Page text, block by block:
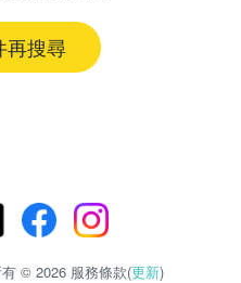
再搜尋
© 2026 服務條款(更新)